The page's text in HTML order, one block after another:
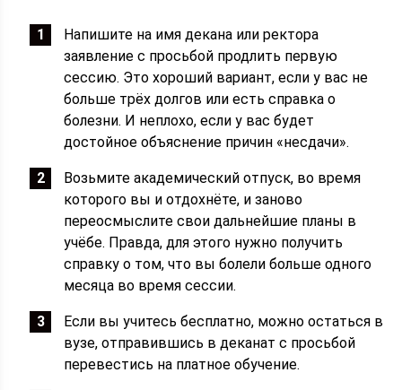
Напишите на имя декана или ректора
заявление с просьбой продлить первую
сессию. Это хороший вариант, если у вас не
больше трёх долгов или есть справка о
болезни. И неплохо, если у вас будет
достойное объяснение причин «несдачи».
Возьмите академический отпуск, во время
которого вы и отдохнёте, и заново
переосмыслите свои дальнейшие планы в
учёбе. Правда, для этого нужно получить
справку о том, что вы болели больше одного
месяца во время сессии.
Если вы учитесь бесплатно, можно остаться в
вузе, отправившись в деканат с просьбой
перевестись на платное обучение.